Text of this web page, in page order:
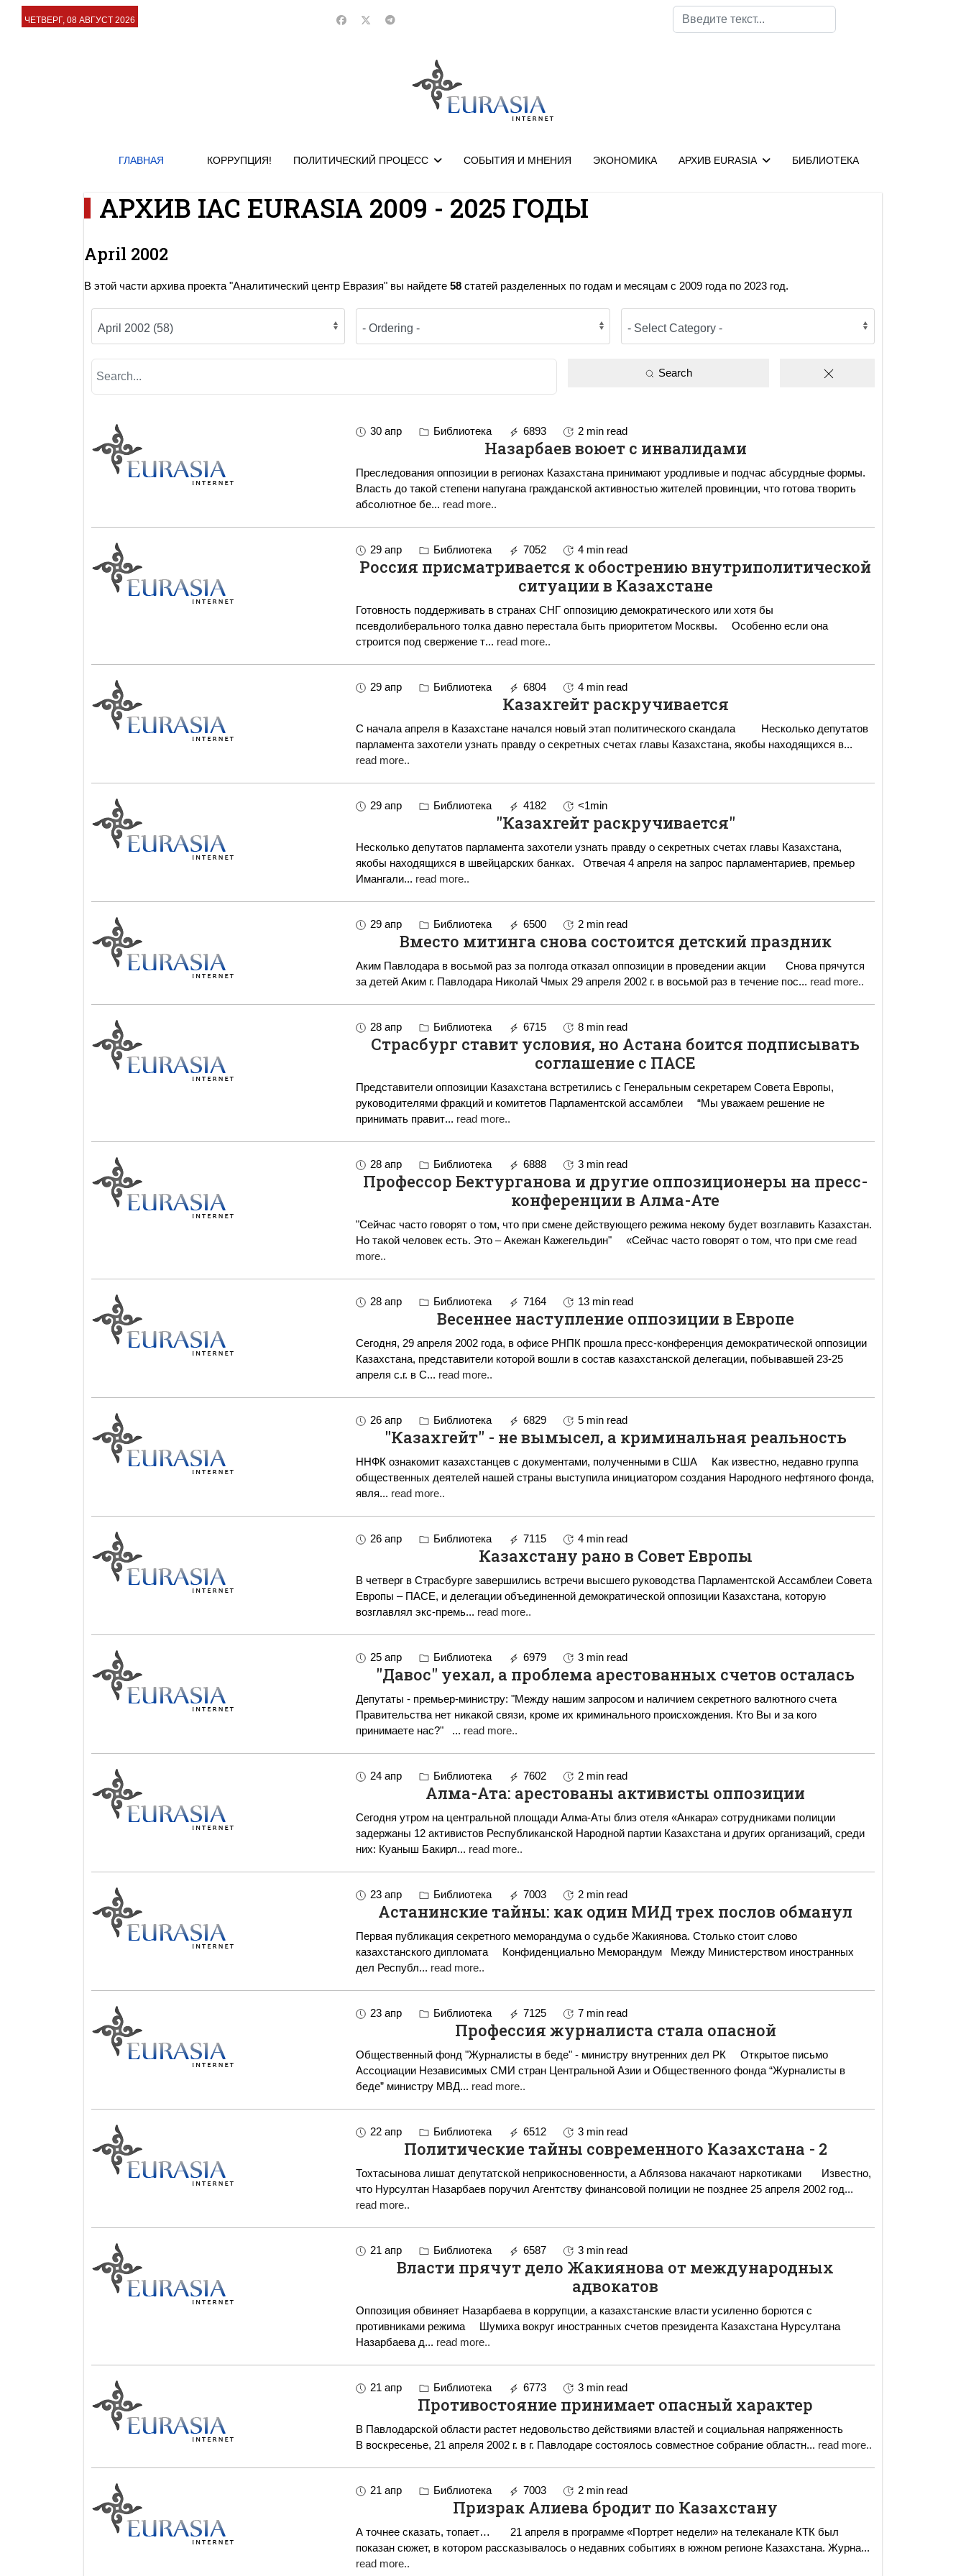
ЧЕТВЕРГ, 08 АВГУСТ 2026
Поиск
ГЛАВНАЯ КОРРУПЦИЯ! ПОЛИТИЧЕСКИЙ ПРОЦЕСС СОБЫТИЯ И МНЕНИЯ ЭКОНОМИКА АРХИВ EURASIA БИБЛИОТЕКА
АРХИВ IAC EURASIA 2009 - 2025 ГОДЫ
April 2002
В этой части архива проекта "Аналитический центр Евразия" вы найдете 58 статей разделенных по годам и месяцам с 2009 года по 2023 год.
Search
30 апр Библиотека 6893 2 min read
Назарбаев воюет с инвалидами
Преследования оппозиции в регионах Казахстана принимают уродливые и подчас абсурдные формы.
Власть до такой степени напугана гражданской активностью жителей провинции, что готова творить
абсолютное бе... read more..
29 апр Библиотека 7052 4 min read
Россия присматривается к обострению внутриполитической
ситуации в Казахстане
Готовность поддерживать в странах СНГ оппозицию демократического или хотя бы
псевдолиберального толка давно перестала быть приоритетом Москвы. Особенно если она
строится под свержение т... read more..
29 апр Библиотека 6804 4 min read
Казахгейт раскручивается
С начала апреля в Казахстане начался новый этап политического скандала Несколько депутатов
парламента захотели узнать правду о секретных счетах главы Казахстана, якобы находящихся в...
read more..
29 апр Библиотека 4182 <1min
"Казахгейт раскручивается"
Несколько депутатов парламента захотели узнать правду о секретных счетах главы Казахстана,
якобы находящихся в швейцарских банках. Отвечая 4 апреля на запрос парламентариев, премьер
Имангали... read more..
29 апр Библиотека 6500 2 min read
Вместо митинга снова состоится детский праздник
Аким Павлодара в восьмой раз за полгода отказал оппозиции в проведении акции Снова прячутся
за детей Аким г. Павлодара Николай Чмых 29 апреля 2002 г. в восьмой раз в течение пос... read more..
28 апр Библиотека 6715 8 min read
Страсбург ставит условия, но Астана боится подписывать
соглашение с ПАСЕ
Представители оппозиции Казахстана встретились с Генеральным секретарем Совета Европы,
руководителями фракций и комитетов Парламентской ассамблеи “Мы уважаем решение не
принимать правит... read more..
28 апр Библиотека 6888 3 min read
Профессор Бектурганова и другие оппозиционеры на пресс-
конференции в Алма-Ате
"Сейчас часто говорят о том, что при смене действующего режима некому будет возглавить Казахстан.
Но такой человек есть. Это – Акежан Кажегельдин" «Сейчас часто говорят о том, что при сме read
more..
28 апр Библиотека 7164 13 min read
Весеннее наступление оппозиции в Европе
Сегодня, 29 апреля 2002 года, в офисе РНПК прошла пресс-конференция демократической оппозиции
Казахстана, представители которой вошли в состав казахстанской делегации, побывавшей 23-25
апреля с.г. в С... read more..
26 апр Библиотека 6829 5 min read
"Казахгейт" - не вымысел, а криминальная реальность
ННФК ознакомит казахстанцев с документами, полученными в США Как известно, недавно группа
общественных деятелей нашей страны выступила инициатором создания Народного нефтяного фонда,
явля... read more..
26 апр Библиотека 7115 4 min read
Казахстану рано в Совет Европы
В четверг в Страсбурге завершились встречи высшего руководства Парламентской Ассамблеи Совета
Европы – ПАСЕ, и делегации объединенной демократической оппозиции Казахстана, которую
возглавлял экс-премь... read more..
25 апр Библиотека 6979 3 min read
"Давос" уехал, а проблема арестованных счетов осталась
Депутаты - премьер-министру: "Между нашим запросом и наличием секретного валютного счета
Правительства нет никакой связи, кроме их криминального происхождения. Кто Вы и за кого
принимаете нас?" ... read more..
24 апр Библиотека 7602 2 min read
Алма-Ата: арестованы активисты оппозиции
Сегодня утром на центральной площади Алма-Аты близ отеля «Анкара» сотрудниками полиции
задержаны 12 активистов Республиканской Народной партии Казахстана и других организаций, среди
них: Куаныш Бакирл... read more..
23 апр Библиотека 7003 2 min read
Астанинские тайны: как один МИД трех послов обманул
Первая публикация секретного меморандума о судьбе Жакиянова. Столько стоит слово
казахстанского дипломата Конфиденциально Меморандум Между Министерством иностранных
дел Республ... read more..
23 апр Библиотека 7125 7 min read
Профессия журналиста стала опасной
Общественный фонд "Журналисты в беде" - министру внутренних дел РК Открытое письмо
Ассоциации Независимых СМИ стран Центральной Азии и Общественного фонда “Журналисты в
беде” министру МВД... read more..
22 апр Библиотека 6512 3 min read
Политические тайны современного Казахстана - 2
Тохтасынова лишат депутатской неприкосновенности, а Аблязова накачают наркотиками Известно,
что Нурсултан Назарбаев поручил Агентству финансовой полиции не позднее 25 апреля 2002 год...
read more..
21 апр Библиотека 6587 3 min read
Власти прячут дело Жакиянова от международных
адвокатов
Оппозиция обвиняет Назарбаева в коррупции, а казахстанские власти усиленно борются с
противниками режима Шумиха вокруг иностранных счетов президента Казахстана Нурсултана
Назарбаева д... read more..
21 апр Библиотека 6773 3 min read
Противостояние принимает опасный характер
В Павлодарской области растет недовольство действиями властей и социальная напряженность
В воскресенье, 21 апреля 2002 г. в г. Павлодаре состоялось совместное собрание областн... read more..
21 апр Библиотека 7003 2 min read
Призрак Алиева бродит по Казахстану
А точнее сказать, топает… 21 апреля в программе «Портрет недели» на телеканале КТК был
показан сюжет, в котором рассказывалось о недавних событиях в южном регионе Казахстана. Журна...
read more..